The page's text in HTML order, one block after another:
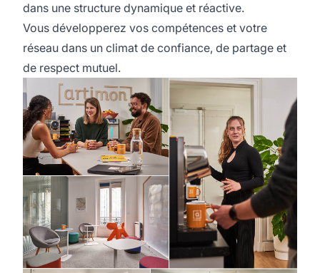
dans une structure dynamique et réactive.
Vous développerez vos compétences et votre
réseau dans un climat de confiance, de partage et
de respect mutuel.